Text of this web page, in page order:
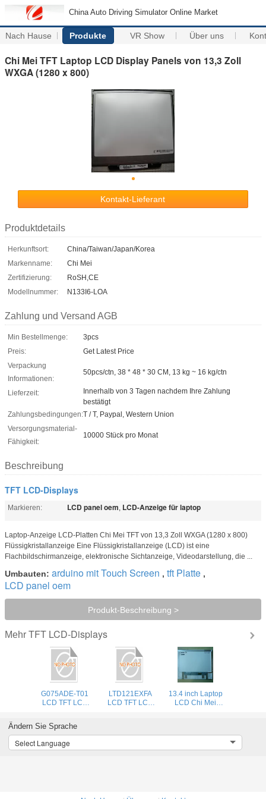
China Auto Driving Simulator Online Market
Nach Hause Produkte VR Show Über uns
Chi Mei TFT Laptop LCD Display Panels von 13,3 Zoll
WXGA (1280 x 800)
Kontakt-Lieferant
Produktdetails
Herkunftsort:
China/Taiwan/Japan/Korea
Markenname:
Chi Mei
Zertifizierung:
RoSH,CE
Modellnummer:
N133I6-LOA
Zahlung und Versand AGB
Min Bestellmenge:
3pcs
Preis:
Get Latest Price
Verpackung
Informationen:
50pcs/ctn, 38 * 48 * 30 CM, 13 kg ~ 16 kg/ctn
Lieferzeit:
Innerhalb von 3 Tagen nachdem Ihre Zahlung
bestätigt
Zahlungsbedingungen:T / T, Paypal, Western Union
Versorgungsmaterial-
Fähigkeit:
10000 Stück pro Monat
Beschreibung
TFT LCD-Displays
Markieren: LCD panel oem, LCD-Anzeige für laptop
Laptop-Anzeige LCD-Platten Chi Mei TFT von 13,3 Zoll WXGA (1280 x 800)
Flüssigkristallanzeige Eine Flüssigkristallanzeige (LCD) ist eine
Flachbildschirmanzeige, elektronische Sichtanzeige, Videodarstellung, die ...
Umbauten: arduino mit Touch Screen , tft Platte ,
LCD panel oem
Produkt-Beschreibung >
Mehr TFT LCD-Displays
G075ADE-T01
LCD TFT LCD
Integrated Circuits
LTD121EXFA
LCD TFT LCD
13.4 inch Laptop
LCD Chi Mei
1366x768
Ändern Sie Sprache
Select Language